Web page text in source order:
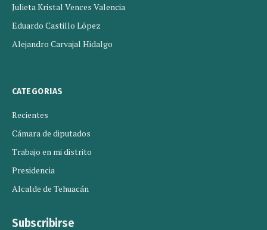
Julieta Kristal Vences Valencia
Eduardo Castillo López
Alejandro Carvajal Hidalgo
CATEGORIAS
Recientes
Cámara de diputados
Trabajo en mi distrito
Presidencia
Alcalde de Tehuacán
Subscribirse